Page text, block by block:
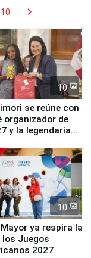
10 chevron_right
10
se reúne con
organizador de
y la legendaria
10
ya respira la
Juegos
2027